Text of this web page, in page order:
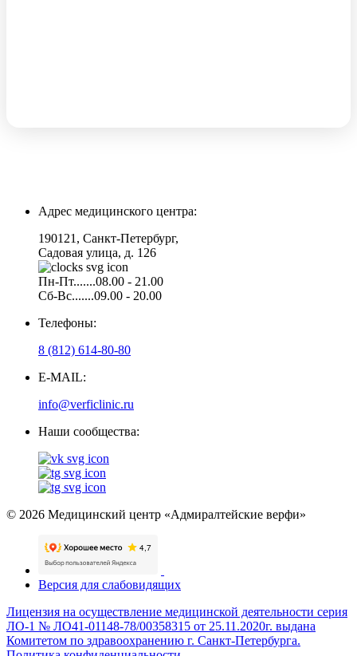
Адрес медицинского центра:
190121, Санкт-Петербург,
Садовая улица, д. 126
Пн-Пт.......08.00 - 21.00
Сб-Вс.......09.00 - 20.00
Телефоны:
8 (812) 614-80-80
E-MAIL:
info@verficlinic.ru
Наши сообщества:
© 2026 Медицинский центр «Адмиралтейские верфи»
Версия для слабовидящих
Лицензия на осуществление медицинской деятельности серия
ЛО-1 № ЛО41-01148-78/00358315 от 25.11.2020г. выдана
Комитетом по здравоохранению г. Санкт-Петербурга.